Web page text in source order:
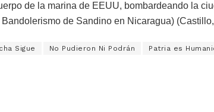
de la marina de EEUU, bombardeando la
de Sandino en Nicaragua)
Sigue No Pudieron Ni Podrán Patria es